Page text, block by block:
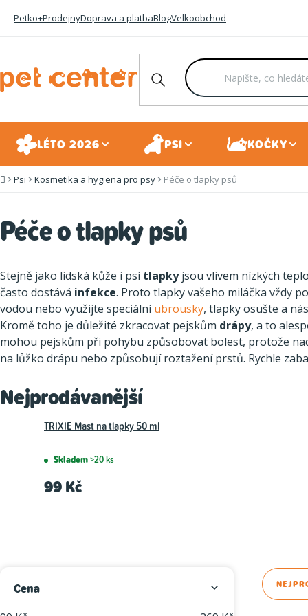
Petko+ProdejnyDoprava a platbaBlogVelkoobchod
LÉTO 2026 PSI KOČKY
Domů
Psi Kosmetika a hygiena pro psy Péče o tlapky psů
Péče o tlapky psů
Stejně jako lidská kůže i psítlapkyjsou vlivem nízkých
často dostává infekce. Proto tlapky vašeho miláčka vždy
vodou nebo využijte speciálníubrousky, tlapky osušte a
Kromě toho je důležité zkracovat pejskům drápy, a to
mohou pejskům při pohybu způsobovat bolest, protože
na lůžko drápu nebo způsobují roztažení prstů. Rychle
Nejprodávanější
TRIXIE Mast na tlapky 50 ml
Skladem>20 ks
99 Kč
o
Cena
Ř
a